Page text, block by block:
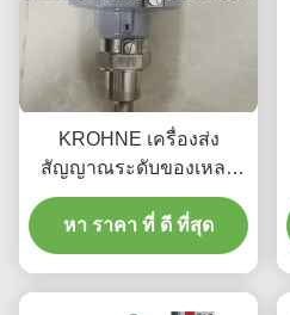
KROHNE เครื่องส่ง
สัญญาณระดับของเหลว
แบบโซ่สีเหลืองแห้ง
ER/Exia โหลดสูงสุด 500Ω
หา ราคา ที่ ดี ที่สุด